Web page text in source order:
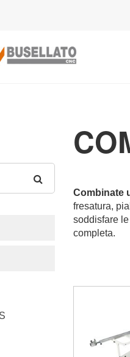
Combinate
fresatura,
soddisfare
completa.